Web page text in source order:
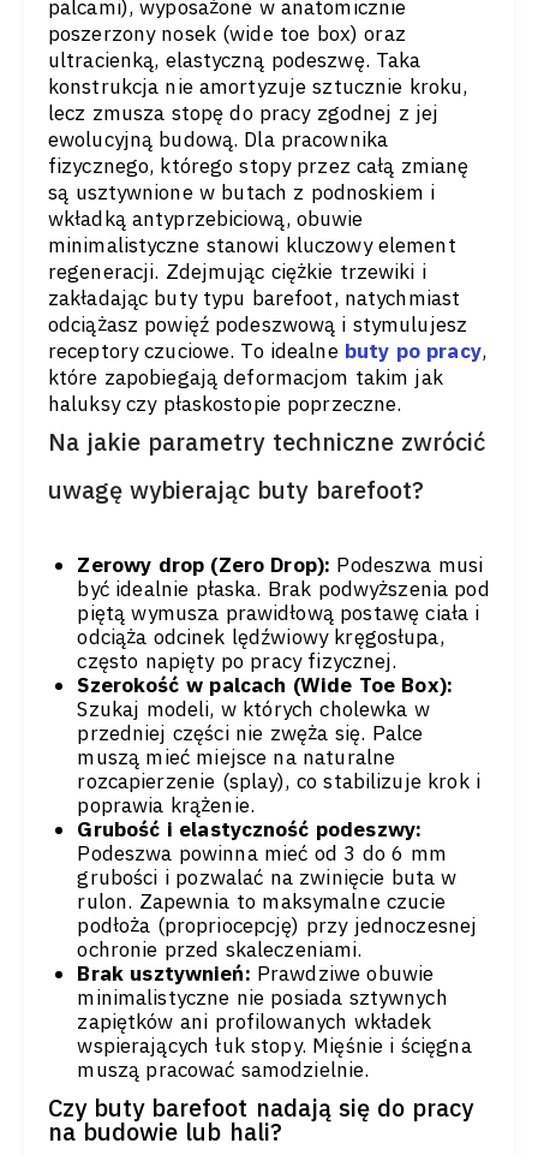
palcami), wyposażone w anatomicznie
poszerzony nosek (wide toe box) oraz
ultracienką, elastyczną podeszwę. Taka
konstrukcja nie amortyzuje sztucznie kroku,
lecz zmusza stopę do pracy zgodnej z jej
ewolucyjną budową. Dla pracownika
fizycznego, którego stopy przez całą zmianę
są usztywnione w butach z podnoskiem i
wkładką antyprzebiciową, obuwie
minimalistyczne stanowi kluczowy element
regeneracji. Zdejmując ciężkie trzewiki i
zakładając buty typu barefoot, natychmiast
odciążasz powięź podeszwową i stymulujesz
receptory czuciowe. To idealne buty po pracy,
które zapobiegają deformacjom takim jak
haluksy czy płaskostopie poprzeczne.
Na jakie parametry techniczne zwrócić
uwagę wybierając buty barefoot?
Zerowy drop (Zero Drop): Podeszwa musi
być idealnie płaska. Brak podwyższenia pod
piętą wymusza prawidłową postawę ciała i
odciąża odcinek lędźwiowy kręgosłupa,
często napięty po pracy fizycznej.
Szerokość w palcach (Wide Toe Box):
Szukaj modeli, w których cholewka w
przedniej części nie zwęża się. Palce
muszą mieć miejsce na naturalne
rozcapierzenie (splay), co stabilizuje krok i
poprawia krążenie.
Grubość i elastyczność podeszwy:
Podeszwa powinna mieć od 3 do 6 mm
grubości i pozwalać na zwinięcie buta w
rulon. Zapewnia to maksymalne czucie
podłoża (propriocepcję) przy jednoczesnej
ochronie przed skaleczeniami.
Brak usztywnień: Prawdziwe obuwie
minimalistyczne nie posiada sztywnych
zapiętków ani profilowanych wkładek
wspierających łuk stopy. Mięśnie i ścięgna
muszą pracować samodzielnie.
Czy buty barefoot nadają się do pracy
na budowie lub hali?